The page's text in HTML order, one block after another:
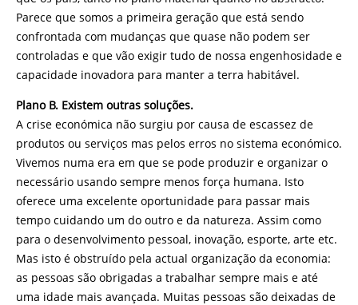
Parece que somos a primeira geração que está sendo
confrontada com mudanças que quase não podem ser
controladas e que vão exigir tudo de nossa engenhosidade e
capacidade inovadora para manter a terra habitável.
Plano B. Existem outras soluções.
A crise económica não surgiu por causa de escassez de
produtos ou serviços mas pelos erros no sistema económico.
Vivemos numa era em que se pode produzir e organizar o
necessário usando sempre menos força humana. Isto
oferece uma excelente oportunidade para passar mais
tempo cuidando um do outro e da natureza. Assim como
para o desenvolvimento pessoal, inovação, esporte, arte etc.
Mas isto é obstruído pela actual organização da economia:
as pessoas são obrigadas a trabalhar sempre mais e até
uma idade mais avançada. Muitas pessoas são deixadas de